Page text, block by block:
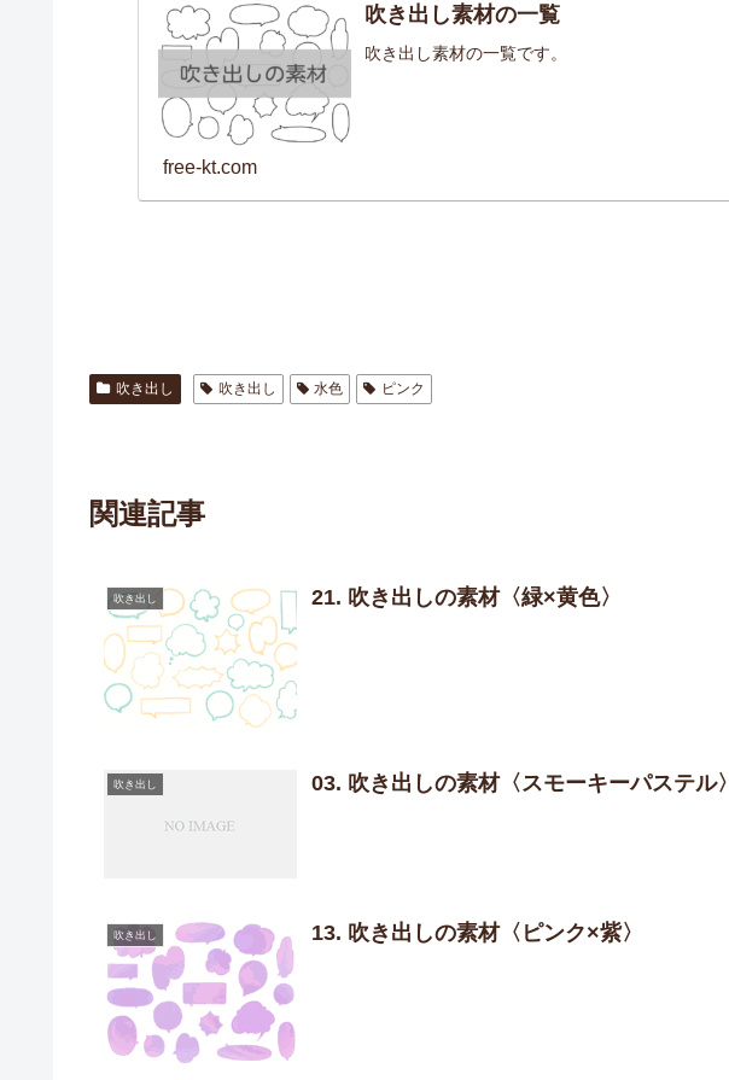
吹き出し素材の一覧
吹き出し素材の一覧です。
free-kt.com
吹き出し 吹き出し 水色 ピンク
関連記事
吹き出し 21. 吹き出しの素材〈緑×黄色〉
吹き出し 03. 吹き出しの素材〈スモーキーパステル〉
吹き出し 13. 吹き出しの素材〈ピンク×紫〉